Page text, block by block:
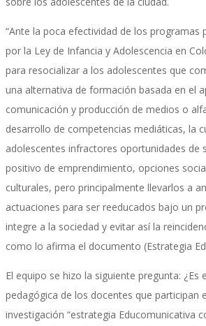
“Ante la poca efectividad de los programas
por la Ley de Infancia y Adolescencia en
para resocializar a los adolescentes que
una alternativa de formación basada en el
comunicación y producción de medios o
desarrollo de competencias mediáticas, la
adolescentes infractores oportunidades de
positivo de emprendimiento, opciones
culturales, pero principalmente llevarlos a
actuaciones para ser reeducados bajo un
integre a la sociedad y evitar así la
como lo afirma el documento (Estrategia
El equipo se hizo la siguiente pregunta: ¿Es
pedagógica de los docentes que participan
investigación “estrategia Educomunicativa